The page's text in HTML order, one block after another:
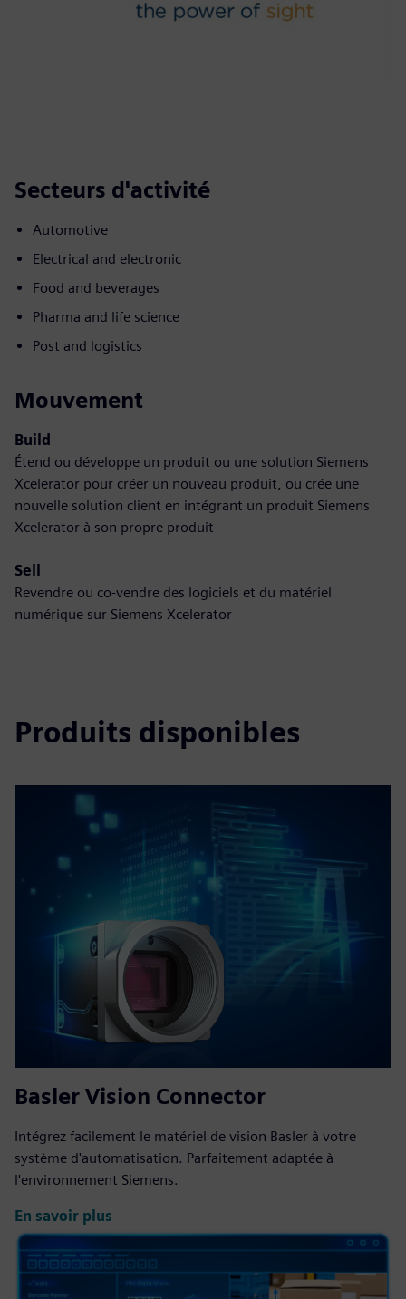
Secteurs d'activité
Automotive
Electrical and electronic
Food and beverages
Pharma and life science
Post and logistics
Mouvement
Build
Étend ou développe un produit ou une solution Siemens
Xcelerator pour créer un nouveau produit, ou crée une
nouvelle solution client en intégrant un produit Siemens
Xcelerator à son propre produit
Sell
Revendre ou co-vendre des logiciels et du matériel
numérique sur Siemens Xcelerator
Produits disponibles
Basler Vision Connector
Intégrez facilement le matériel de vision Basler à votre
système d'automatisation. Parfaitement adaptée à
l'environnement Siemens.
En savoir plus